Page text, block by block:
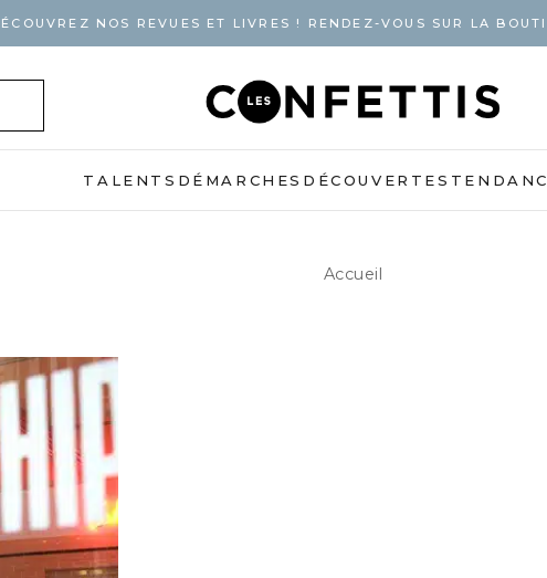
NOS REVUES ET LIVRES ! RENDEZ-VOUS SUR LA
TALENTS DÉMARCHES DÉCOUVERTES
Accueil